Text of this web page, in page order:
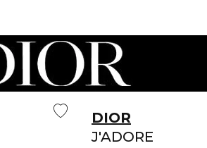
DIOR
J'ADORE